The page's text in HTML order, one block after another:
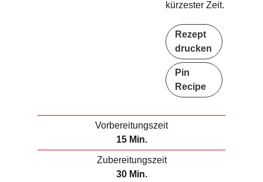
kürzester Zeit.
Rezept
drucken
Pin
Recipe
Vorbereitungszeit
15M
i
Min.
Zubereitungszeit
30MMin.